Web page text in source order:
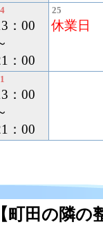
：00
：00
25
休業日
：00
：00
【町田の隣